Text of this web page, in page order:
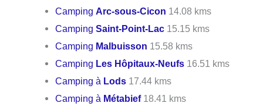
CampingArc-sous-Cicon 14.08 kms
CampingSaint-Point-Lac 15.15 kms
Camping Malbuisson 15.58 kms
Camping Les Hôpitaux-Neufs 16.51 kms
Camping à Lods 17.44 kms
Camping à Métabief18.41 kms